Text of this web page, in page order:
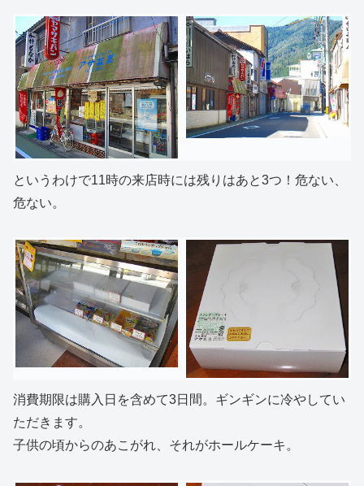
というわけで11時の来店時には残りはあと3つ！危ない、
危ない。
消費期限は購入日を含めて3日間。ギンギンに冷やしてい
ただきます。
子供の頃からのあこがれ、それがホールケーキ。